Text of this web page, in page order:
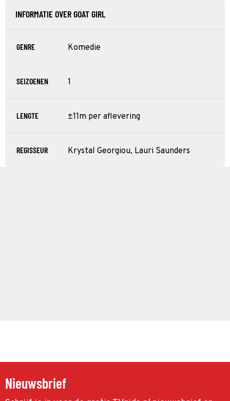
INFORMATIE OVER GOAT GIRL
GENRE Komedie
SEIZOENEN 1
LENGTE ±11m per aflevering
REGISSEUR Krystal Georgiou, Lauri Saunders
Nieuwsbrief